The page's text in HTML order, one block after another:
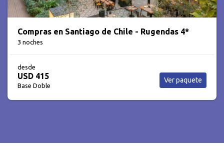
PERÚ, UNA GRAN AVENTURA
6 noches
desde
USD 1.034
Base Doble
Ver paquete